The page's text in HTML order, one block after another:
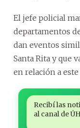
El jefe policial
departamentos
dan eventos
Santa Rita y que
en relación a
Recibí las
al canal de